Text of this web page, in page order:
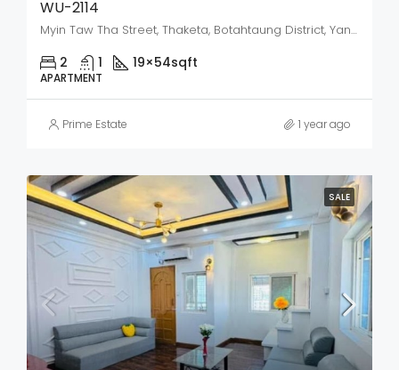
WU-2114
Myin Taw Tha Street, Thaketa, Botahtaung District, Yangon City, Yangon, 11231, Myanmar
2 1 19×54sqft
APARTMENT
Prime Estate 1 year ago
SALE